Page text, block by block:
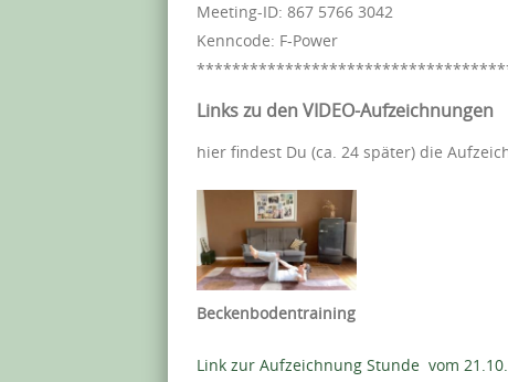
Meeting-ID: 867 5766 3042
Kenncode: F-Power
Links zu den VIDEO-Aufzeichnungen
hier findest Du (ca. 24 später) die
Beckenbodentraining
Link zur Aufzeichnung Stunde vom 21.10.